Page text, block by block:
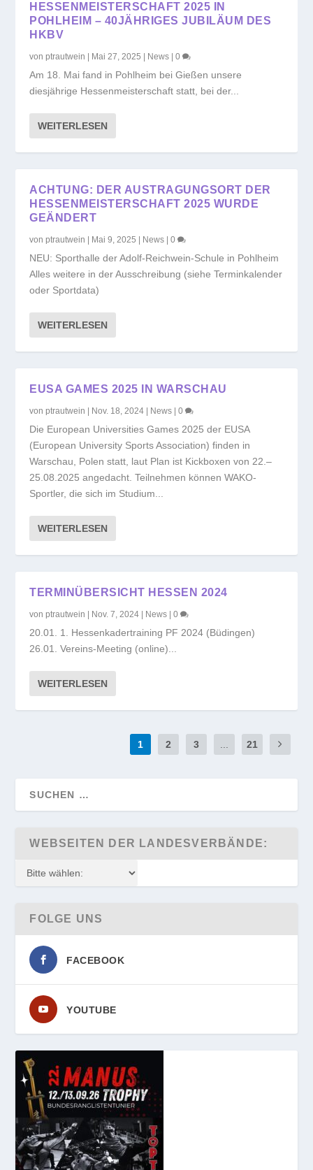
HESSENMEISTERSCHAFT 2025 IN
POHLHEIM – 40JÄHRIGES JUBILÄUM DES
HKBV
vonptrautwein Mai 27, 2025 News |0
Am 18. Mai fand in Pohlheim bei Gießen unsere
diesjährige Hessenmeisterschaft statt, bei der...
WEITERLESEN
ACHTUNG: DER AUSTRAGUNGSORT DER
HESSENMEISTERSCHAFT 2025 WURDE
GEÄNDERT
vonptrautwein Mai 9, 2025 News |0
NEU: Sporthalle der Adolf-Reichwein-Schule in Pohlheim
Alles weitere in der Ausschreibung (siehe Terminkalender
oder Sportdata)
WEITERLESEN
EUSA GAMES 2025 IN WARSCHAU
vonptrautwein Nov. 18, 2024 News |0
Die European Universities Games 2025 der EUSA
(European University Sports Association) finden in
Warschau, Polen statt, laut Plan ist Kickboxen von 22.–
25.08.2025 angedacht. Teilnehmen können WAKO-
Sportler, die sich im Studium...
WEITERLESEN
TERMINÜBERSICHT HESSEN 2024
vonptrautwein Nov. 7, 2024 News |0
20.01. 1. Hessenkadertraining PF 2024 (Büdingen)
26.01. Vereins-Meeting (online)...
WEITERLESEN
1 2 3 ... 21
WEBSEITEN DER LANDESVERBÄNDE:
FOLGE UNS
FACEBOOK
YOUTUBE